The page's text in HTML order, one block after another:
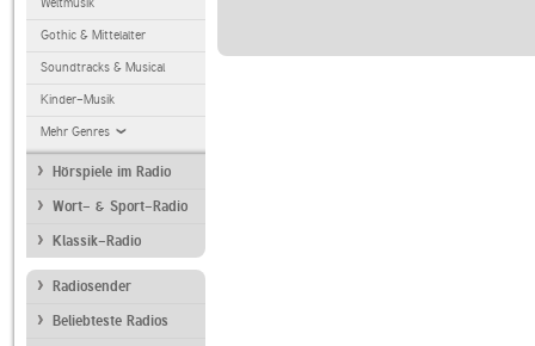
Gothic & Mittelalter
Soundtracks & Musical
Kinder-Musik
Mehr Genres
Hörspiele im Radio
Wort- & Sport-Radio
Klassik-Radio
Radiosender
Beliebteste Radios